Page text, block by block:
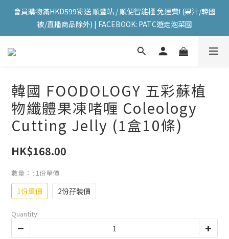
會員購物滿HKD599寄送 順豐站 / 順便智能櫃 免運費! (果汁/韓國
被/直播商品除外) | FACEBOOK: PATC遊走泡菜國
會員購物滿HKD599寄送 順豐站 / 順便智能櫃 免運費! (果汁/韓國
被/直播商品除外) | FACEBOOK: PATC遊走泡菜國
每星期韓國直送香港 🇰🇷🛫🇭🇰  | 即加IG留意最新優惠! ID:
會員購物滿HKD599寄送 順豐站 / 順便智能櫃 免運費! (果汁/韓國
被/直播商品除外) | FACEBOOK: PATC遊走泡菜國
韓國 FOODOLOGY 五彩蘇植
物纖體果凍啫喱 Coleology
Cutting Jelly (1盒10條)
HK$168.00
數量： : 1份單價
1份單價 2份孖裝價
Quantity